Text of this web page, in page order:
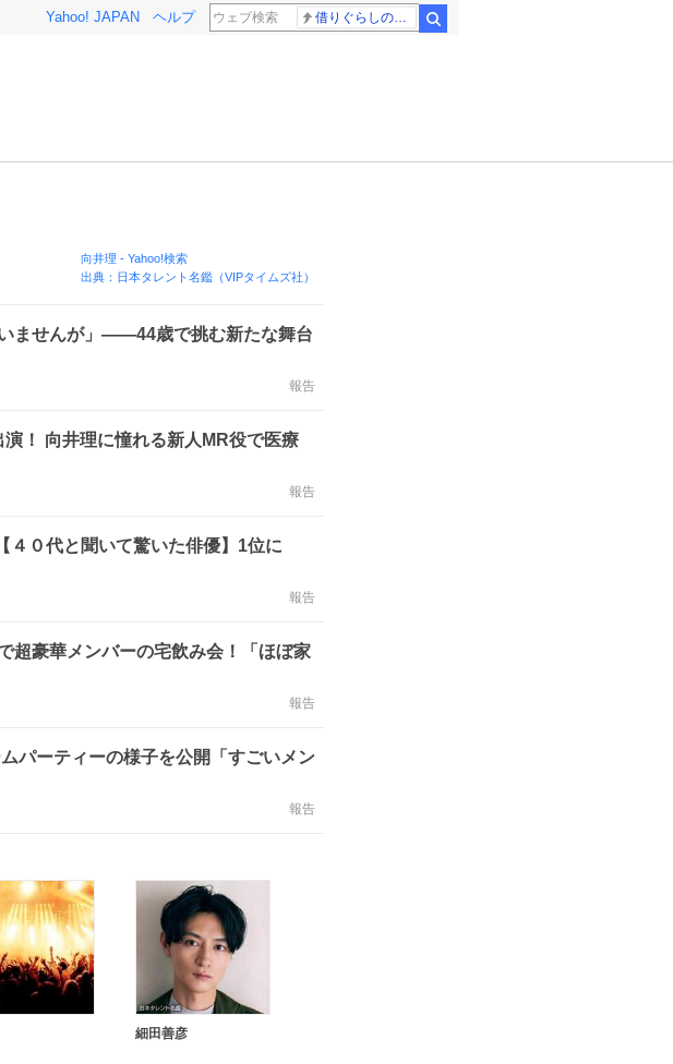
Yahoo! JAPAN ヘルプ
向井理 - Yahoo!検索
出典：日本タレント名鑑（VIPタイムズ社）
ませんが」――44歳で挑む新たな舞台
報告
！ 向井理に憧れる新人MR役で医療
報告
４０代と聞いて驚いた俳優】1位に
報告
超豪華メンバーの宅飲み会！「ほぼ家
報告
パーティーの様子を公開「すごいメン
報告
細田善彦